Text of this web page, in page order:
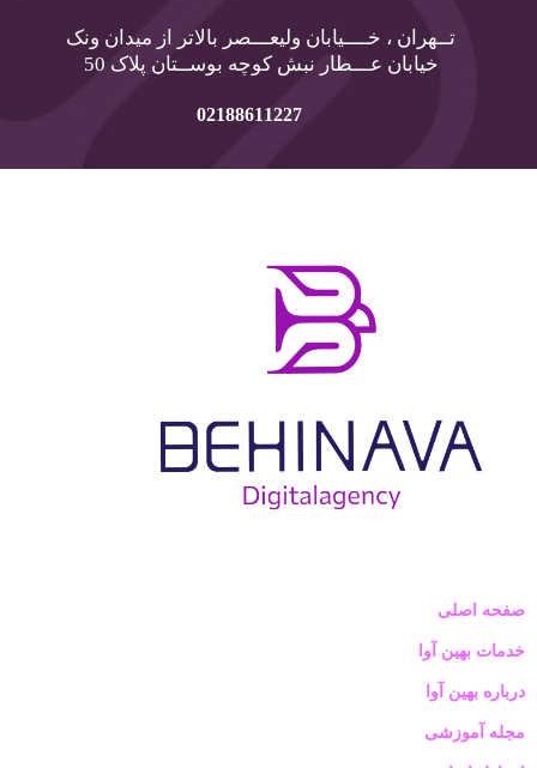
تــهران ، خــــیابان ولیعـــصر بالاتر از میدان ونک
خیابان عـــطار نبش کوچه بوســتان پلاک 50
02188611227
صفحه اصلی
خدمات بهین آوا
درباره بهین آوا
مجله آموزشی